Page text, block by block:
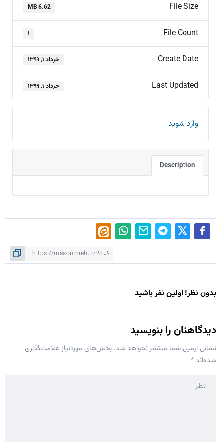
File Size
6.62 MB
File Count ۱
Create Date خرداد ۱, ۱۳۹۹
Last Updated خرداد ۱, ۱۳۹۹
وارد شوید
Description
بدون نظر! اولین نفر باشید
دیدگاهتان را بنویسید
نشانی ایمیل شما منتشر نخواهد شد. بخش‌های موردنیاز علامت‌گذاری
شده‌اند*